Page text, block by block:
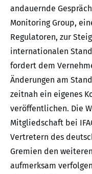
andauernde
Monitoring Group,
Regulatoren, zur
internationalen
fordert dem
Änderungen am
zeitnah ein eigenes
veröffentlichen. Die
Mitgliedschaft bei
Vertretern des
Gremien den
aufmerksam